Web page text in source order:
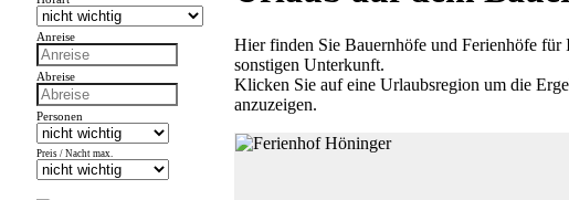
Anreise
Abreise
Personen
Preis / Nacht max.
Hier finden Sie Bauernhöfe und Ferienhöfe für
sonstigen Unterkunft.
Klicken Sie auf eine Urlaubsregion um die
anzuzeigen.